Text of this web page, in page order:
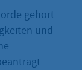
gehört
und